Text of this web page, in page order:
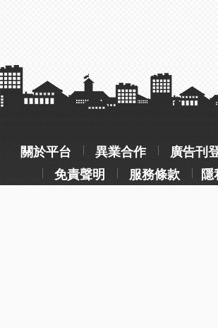
關於平台 異業合作 廣告刊
免責聲明
服務條款 隱